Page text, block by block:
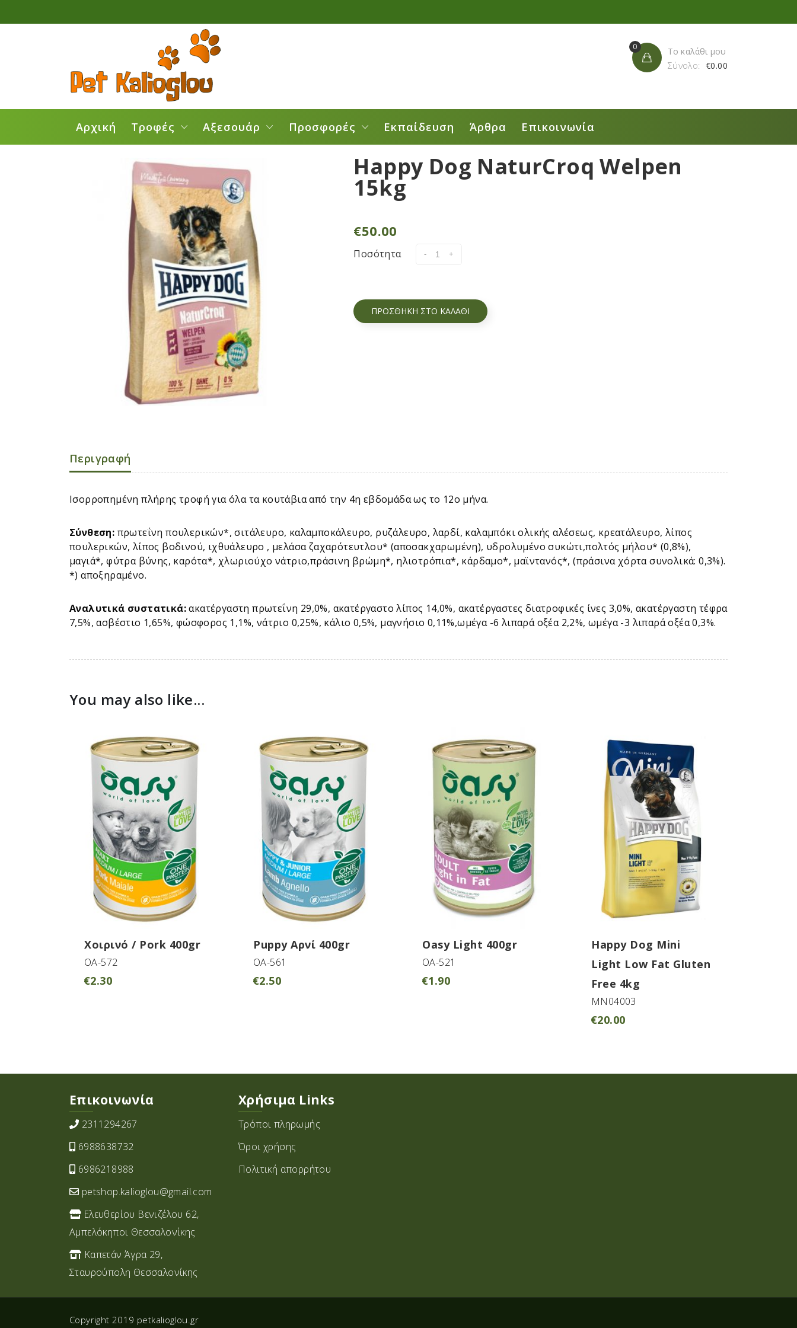
0
Το καλάθι μου
Σύνολο: €0.00
Αρχική Τροφές Αξεσουάρ Προσφορές Εκπαίδευση Άρθρα Επικοινωνία
Happy Dog NaturCroq Welpen
15kg
€50.00
Ποσότητα
ΠΡΟΣΘΉΚΗ ΣΤΟ ΚΑΛΆΘΙ
Περιγραφή
Ισορροπημένη πλήρης τροφή για όλα τα κουτάβια από την 4η εβδομάδα ως το 12ο μήνα.
Σύνθεση: πρωτεΐνη πουλερικών*, σιτάλευρο, καλαμποκάλευρο, ρυζάλευρο, λαρδί, καλαμπόκι ολικής αλέσεως, κρεατάλευρο, λίπος
πουλερικών, λίπος βοδινού, ιχθυάλευρο , μελάσα ζαχαρότευτλου* (αποσακχαρωμένη), υδρολυμένο συκώτι,πολτός μήλου* (0,8%),
μαγιά*, φύτρα βύνης, καρότα*, χλωριούχο νάτριο,πράσινη βρώμη*, ηλιοτρόπια*, κάρδαμο*, μαϊντανός*, (πράσινα χόρτα συνολικά: 0,3%).
*) αποξηραμένο.
Αναλυτικά συστατικά:ακατέργαστη πρωτεΐνη 29,0%, ακατέργαστο λίπος 14,0%, ακατέργαστες διατροφικές ίνες 3,0%, ακατέργαστη τέφρα
7,5%, ασβέστιο 1,65%, φώσφορος 1,1%, νάτριο 0,25%, κάλιο 0,5%, μαγνήσιο 0,11%,ωμέγα -6 λιπαρά οξέα 2,2%, ωμέγα -3 λιπαρά οξέα 0,3%.
You may also like...
Χοιρινό / Pork 400gr
OA-572
€2.30
Puppy Αρνί 400gr
OA-561
€2.50
Oasy Light 400gr
OA-521
€1.90
Happy Dog Mini
Light Low Fat Gluten
Free 4kg
MN04003
€20.00
Επικοινωνία
2311294267
6988638732
6986218988
petshop.kalioglou@gmail.com
Ελευθερίου Βενιζέλου 62,
Αμπελόκηποι Θεσσαλονίκης
Καπετάν Άγρα 29,
Σταυρoύπολη Θεσσαλονίκης
Χρήσιμα Links
Τρόποι πληρωμής
Όροι χρήσης
Πολιτική απορρήτου
Copyright 2019 petkalioglou.gr